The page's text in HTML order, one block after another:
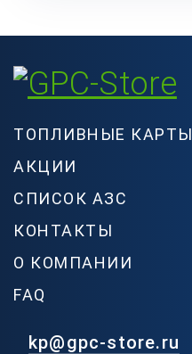
ТОПЛИВНЫЕ КАРТЫ
АКЦИИ
СПИСОК АЗС
КОНТАКТЫ
О КОМПАНИИ
FAQ
kp@gpc-store.ru